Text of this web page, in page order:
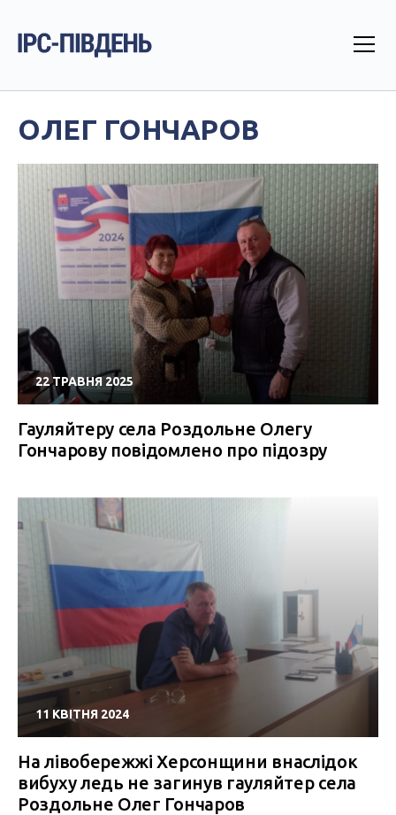
ОЛЕГ ГОНЧАРОВ
22 ТРАВНЯ 2025
Гауляйтеру села Роздольне Олегу
Гончарову повідомлено про підозру
11 КВІТНЯ 2024
На лівобережжі Херсонщини внаслідок
вибуху ледь не загинув гауляйтер села
Роздольне Олег Гончаров